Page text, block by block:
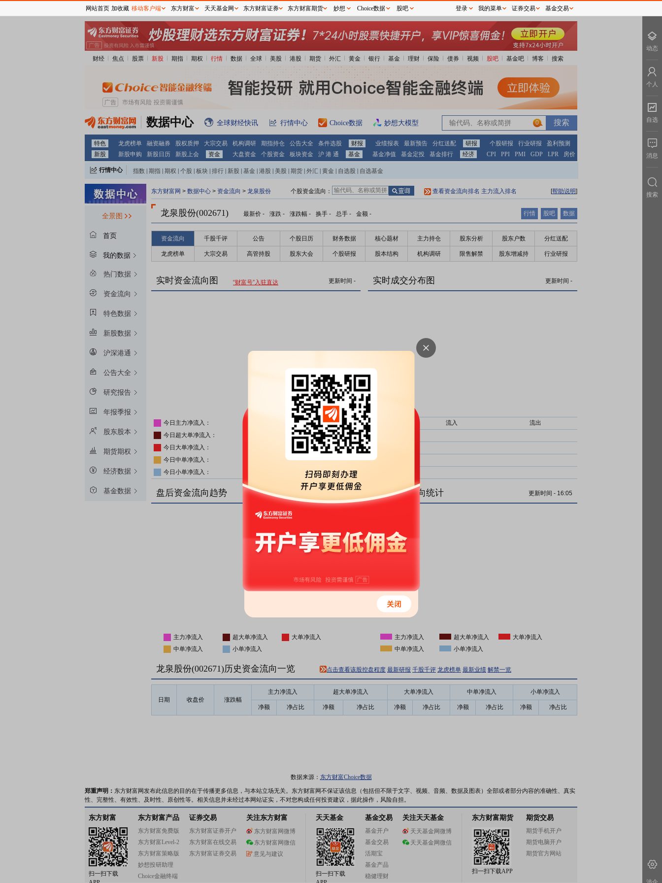
财经 焦点 股票 新股 期指 期权 行情 数据 全球 美股 港股 期货 外汇 黄金 银行 基金 理财 保险 债券 视频 股吧 基金吧 博客 搜索
数据中心 全球财经快讯 行情中心 Choice数据 妙想大模型 0
特色 龙虎榜单 融资融券 股权质押 大宗交易 机构调研 期指持仓 公告大全 条件选股 财报 业绩报表 最新预告 分红送配 研报 个股研报 行业研报
盈利预测
新股
新股申购 新股日历 新股上会 资金 大盘资金 个股资金 板块资金 沪 港 通 基金 基金净值 基金定投 基金排行 经济 CPI PPI PMI GDP LPR 房价
行情中心 指数 期指 期权 个股 板块 排行 新股 基金 港股 美股 期货 外汇 黄金 自选股 自选基金
全景图
首页
我的数据
热门数据
资金流向
特色数据
新股数据
沪深港通
公告大全
研究报告
年报季报
股东股本
期货期权
经济数据
基金数据
东方财富网 > 数据中心 > 资金流向 > 龙泉股份 个股资金流向： 查看资金流向排名 主力流入排名 [帮助说明]
龙泉股份(002671) 最新价 - 涨跌 - 涨跌幅 - 换手 - 总手 - 金额 - 行情 股吧 数据
资金流向 千股千评 公告 个股日历 财务数据 核心题材 主力持仓 股东分析 股东户数 分红送配
龙虎榜单 大宗交易 高管持股 股东大会 个股研报 股本结构 机构调研 限售解禁 股东增减持 行业研报
实时资金流向图 “财富号”入驻直达 更新时间 -
今日主力净流入：
主力净比：
今日超大单净流入：
超大单净比：
今日大单净流入：
大单净比：
今日中单净流入：
中单净比：
今日小单净流入：
实时成交分布图 更新时间 -
流入
流出
盘后资金流向趋势
主力净流入 超大单净流入
大单净流入
中单净流入
小单净流入
盘后资金流向统计 更新时间 - 16:05
主力净流入 超大单净流入
大单净流入
中单净流入
小单净流入
龙泉股份(002671)历史资金流向一览 点击查看该股控盘程度 最新研报 千股千评 龙虎榜单 最新业绩 解禁一览
日期 收盘价 涨跌幅
主力净流入 超大单净流入 大单净流入 中单净流入 小单净流入
净额 净占比 净额 净占比 净额 净占比 净额 净占比 净额 净占比
数据来源： 东方财富Choice数据
郑重声明： 东方财富网发布此信息的目的在于传播更多信息，与本站立场无关。东方财富网不保证该信息（包括但不限于文字、视频、音频、数据及图表）全部或者部分内容的准确性、真实
性、完整性、有效性、及时性、原创性等。相关信息并未经过本网站证实，不对您构成任何投资建议，据此操作，风险自担。
东方财富
扫一扫下载
东方财富产品
东方财富免费版
东方财富Level-2
东方财富策略版
妙想投研助理
Choice金融终端
证券交易
东方财富证券开户
东方财富在线交易
东方财富证券交易
关注东方财富
东方财富网微博
东方财富网微信
意见与建议
天天基金
扫一扫下载
基金交易
基金开户
基金交易
活期宝
基金产品
稳健理财
关注天天基金
天天基金网微博
天天基金网微信
东方财富期货
扫一扫下载APP
期货交易
期货手机开户
期货电脑开户
期货官方网站
网站首页 加收藏 移动客户端 东方财富 天天基金网 东方财富证券 东方财富期货 妙想 Choice数据 股吧 登录 我的菜单 证券交易 基金交易
动态
个人
自选
消息
搜索